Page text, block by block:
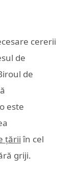
cererii
de
de
este
țării în cel
griji.